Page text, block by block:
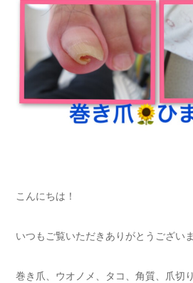
こんにちは！
いつもご覧いただきありがとうございま
巻き爪、ウオノメ、タコ、角質、爪切